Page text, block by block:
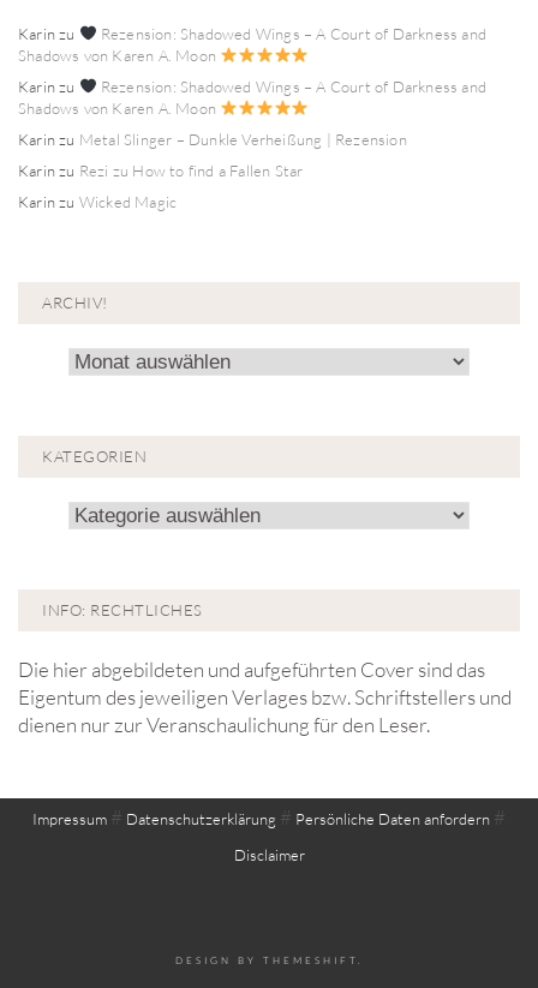
Karinzu
Rezension: Shadowed Wings – A Court of Darkness and
Shadows von Karen A. Moon
Karinzu
Rezension: Shadowed Wings – A Court of Darkness and
Shadows von Karen A. Moon
Karinzu Metal Slinger – Dunkle Verheißung | Rezension
Karinzu Rezi zu How to find a Fallen Star
Karinzu Wicked Magic
ARCHIV!
Archiv!
KATEGORIEN
Kategorien
INFO: RECHTLICHES
Die hier abgebildeten und aufgeführten Cover sind das
Eigentum des jeweiligen Verlages bzw. Schriftstellers und
dienen nur zur Veranschaulichung für den Leser.
Impressum # Datenschutzerklärung # Persönliche Daten anfordern #
Disclaimer
DESIGN BY THEMESHIFT